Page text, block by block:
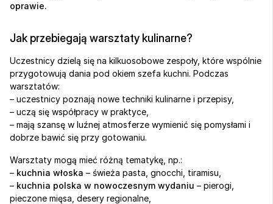
oprawie.
Jak przebiegają warsztaty kulinarne?
Uczestnicy dzielą się na kilkuosobowe zespoły, które wspólnie
przygotowują dania pod okiem szefa kuchni. Podczas
warsztatów:
– uczestnicy poznają nowe techniki kulinarne i przepisy,
– uczą się współpracy w praktyce,
– mają szansę w luźnej atmosferze wymienić się pomysłami i
dobrze bawić się przy gotowaniu.
Warsztaty mogą mieć różną tematykę, np.:
– kuchnia włoska – świeża pasta, gnocchi, tiramisu,
– kuchnia polska w nowoczesnym wydaniu – pierogi,
pieczone mięsa, desery regionalne,